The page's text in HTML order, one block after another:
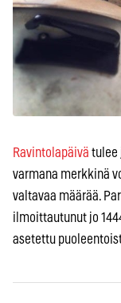
Ravintolapäivä tulee
varmana merkkinä
valtavaa määrää.
ilmoittautunut jo
asetettu